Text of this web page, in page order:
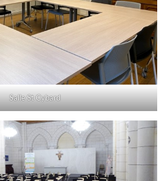
Salle St Cybard